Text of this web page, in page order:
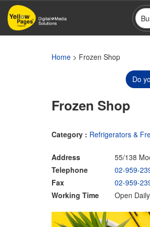
Skip
main
Home > Frozen Shop
Do
Frozen Shop
Category : Refrigerators &
Address
55/138
Telephone
02-959-
Fax
02-959-
Working Time
Open